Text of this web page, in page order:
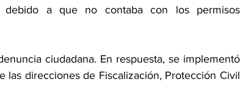
debido a que no contaba con los permisos
ciudadana. En respuesta, se implementó
direcciones de Fiscalización, Protección Civil